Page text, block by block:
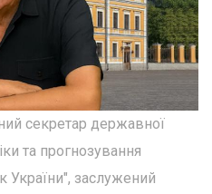
секретар державної
та прогнозування
України", заслужений